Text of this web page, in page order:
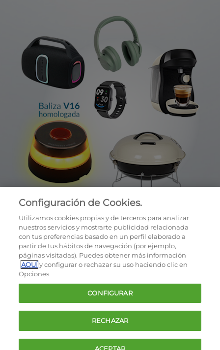
Cookies
Política de privacidad
Términos y condiciones de la oferta
Contacto
FAQ
Configuración de Cookies.
Utilizamos cookies propias y de terceros para analizar
nuestros servicios y mostrarte publicidad relacionada
con tus preferencias basado en un perfil elaborado a
partir de tus hábitos de navegación (por ejemplo,
páginas visitadas). Puedes obtener más información
AQUÍy configurar o rechazar su uso haciendo clic en
Opciones.
CONFIGURAR
RECHAZAR